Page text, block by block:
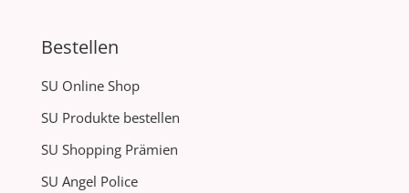
Bestellen
SU Online Shop
SU Produkte bestellen
SU Shopping Prämien
SU Angel Police